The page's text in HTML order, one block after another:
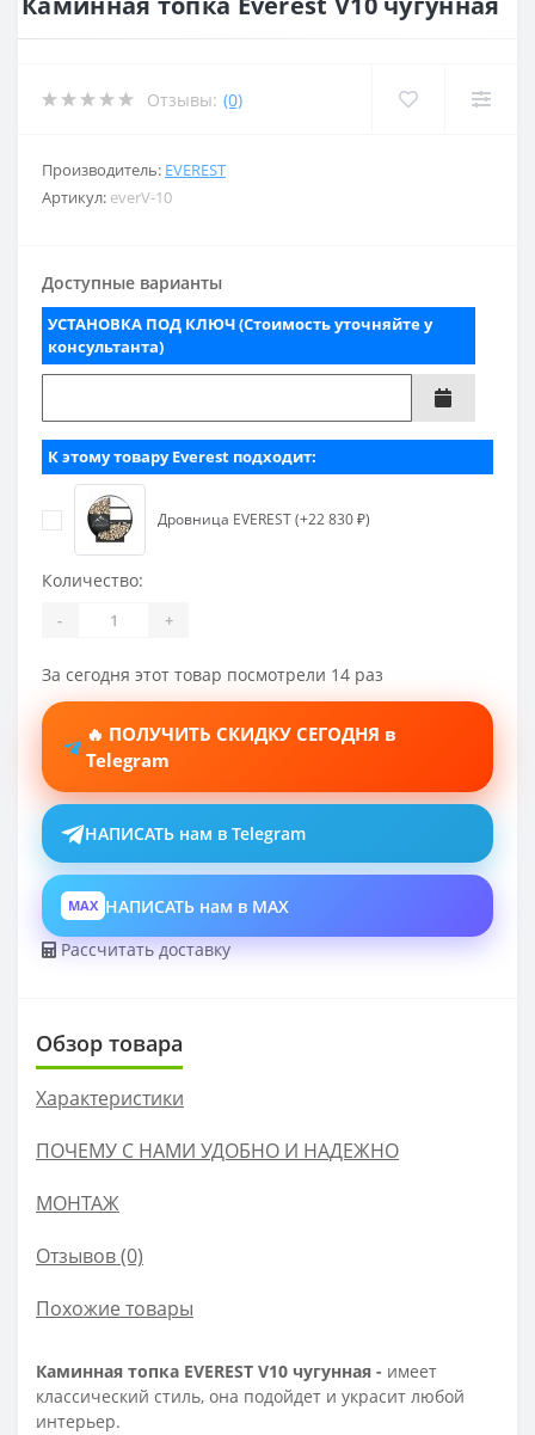
Отзывы: (0)
Производитель: EVEREST
Артикул: everV-10
Доступные варианты
УСТАНОВКА ПОД КЛЮЧ (Стоимость уточняйте у
консультанта)
К этому товару Everest подходит:
Дровница EVEREST (+22 830 ₽)
Количество:
- +
За сегодня этот товар посмотрели 14 раз
🔥 ПОЛУЧИТЬ СКИДКУ СЕГОДНЯ в
Telegram
НАПИСАТЬ нам в Telegram
MAX НАПИСАТЬ нам в MAX
Рассчитать доставку
Обзор товара
Характеристики
ПОЧЕМУ С НАМИ УДОБНО И НАДЕЖНО
МОНТАЖ
Отзывов (0)
Похожие товары
Каминная топка EVEREST V10 чугунная - имеет
классический стиль, она подойдет и украсит любой
интерьер.